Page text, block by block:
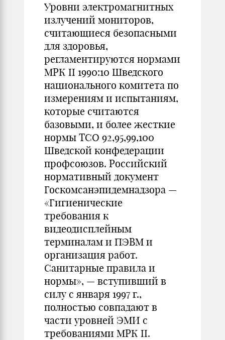
Уровни электромагнитных
излучений мониторов,
считающиеся безопасными
для здоровья,
регламентируются нормами
МРК II 1990:10 Шведского
национального комитета по
измерениям и испытаниям,
которые считаются
базовыми, и более жесткие
нормы ТСО 92,95,99,100
Шведской конфедерации
профсоюзов. Российский
нормативный документ
Госкомсанэпидемнадзора —
«Гигиенические
требования к
видеодисплейным
терминалам и ПЭВМ и
организация работ.
Санитарные правила и
нормы», — вступивший в
силу с января 1997 г.,
полностью совпадают в
части уровней ЭМИ с
требованиями МРК II.